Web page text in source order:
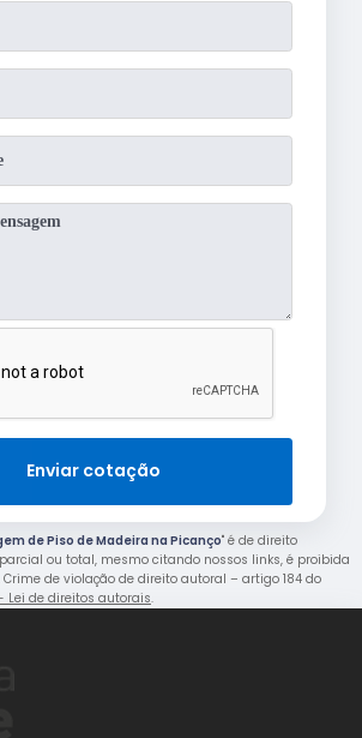
Enviar cotação
de Piso de Madeira na Picanço" é de direito
ou total, mesmo citando nossos links, é proibida
de violação de direito autoral – artigo 184 do
Lei de direitos autorais.